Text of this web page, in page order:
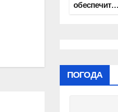
обеспечит
ПОГОДА